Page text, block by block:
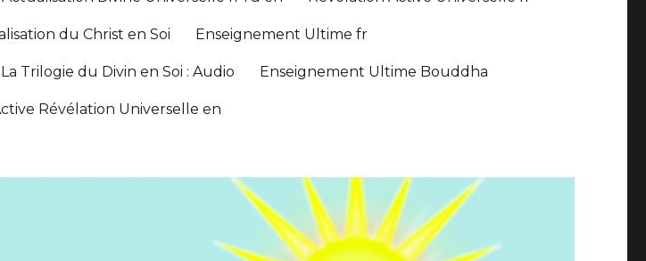
du Christ en Soi Enseignement Ultime fr
La Trilogie du Divin en Soi : Audio Enseignement Ultime Bouddha
Révélation Universelle en